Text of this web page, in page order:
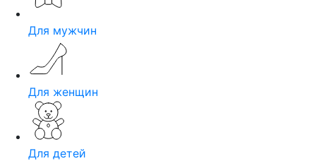
Для мужчин
Для женщин
Для детей